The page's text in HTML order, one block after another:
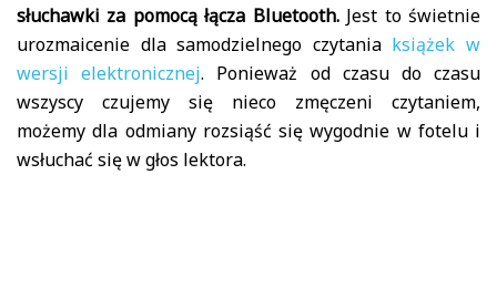
słuchawki za pomocą łącza Bluetooth.Jest to świetnie
urozmaicenie dla samodzielnego czytania książek w
wersji elektronicznej. Ponieważ od czasu do czasu
wszyscy czujemy się nieco zmęczeni czytaniem,
możemy dla odmiany rozsiąść się wygodnie w fotelu i
wsłuchać się w głos lektora.